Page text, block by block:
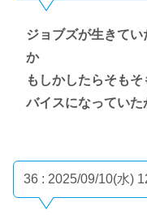
ジョブズが生きて
か
もしかしたらそも
バイスになっていた
36 : 2025/09/10(水)